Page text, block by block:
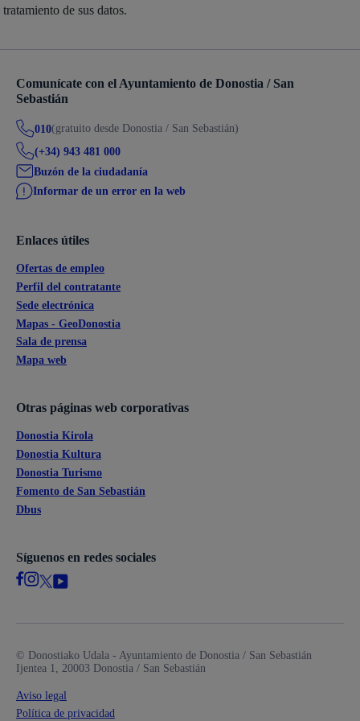
tratamiento de sus datos.
Comunícate con el Ayuntamiento de Donostia / San
Sebastián
010(gratuito desde Donostia / San Sebastián)
(+34) 943 481 000
Buzón de la ciudadanía
Informar de un error en la web
Enlaces útiles
Ofertas de empleo
Perfil del contratante
Sede electrónica
Mapas - GeoDonostia
Sala de prensa
Mapa web
Otras páginas web corporativas
Donostia Kirola
Donostia Kultura
Donostia Turismo
Fomento de San Sebastián
Dbus
Síguenos en redes sociales
© Donostiako Udala - Ayuntamiento de Donostia / San Sebastián
Ijentea 1, 20003 Donostia / San Sebastián
Aviso legal
Política de privacidad